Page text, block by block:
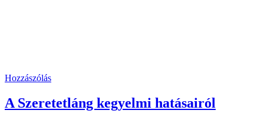
Hozzászólás
A Szeretetláng kegyelmi hatásairól